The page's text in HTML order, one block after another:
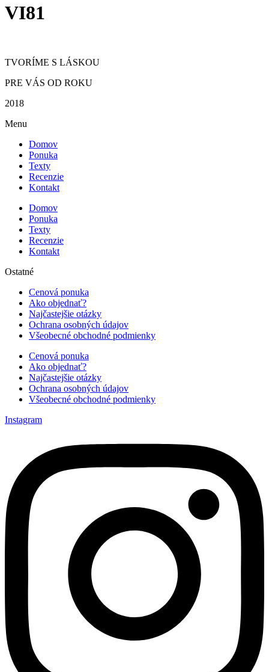
VI81
TVORÍME S LÁSKOU
PRE VÁS OD ROKU
2018
Menu
Domov
Ponuka
Texty
Recenzie
Kontakt
Domov
Ponuka
Texty
Recenzie
Kontakt
Ostatné
Cenová ponuka
Ako objednať?
Najčastejšie otázky
Ochrana osobných údajov
Všeobecné obchodné podmienky
Cenová ponuka
Ako objednať?
Najčastejšie otázky
Ochrana osobných údajov
Všeobecné obchodné podmienky
Instagram